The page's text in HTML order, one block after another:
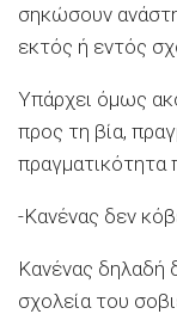
σηκώσουν
εκτός ή εντός
Υπάρχει όμως
προς τη βία,
πραγματικότητα
-Κανένας δεν
Κανένας δηλαδή
σχολεία του